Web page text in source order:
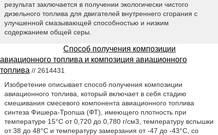
результат заключается в получении экологически чистого
дизельного топлива для двигателей внутреннего сгорания с
улучшенной смазывающей способностью и низким
содержанием общей серы.
Способ получения композиции
авиационного топлива и композиция авиационного
топлива // 2614431
Изобретение описывает способ получения композиции
авиационного топлива, который включает в себя стадию
смешивания смесевого компонента авиационного топлива
синтеза Фишера-Тропша (ФТ), имеющего плотность при
температуре 15°C от 0,720 до 0,780 г/см3, температуру вспышки
от 38 до 48°C и температуру замерзания от -47 до -43°C, со